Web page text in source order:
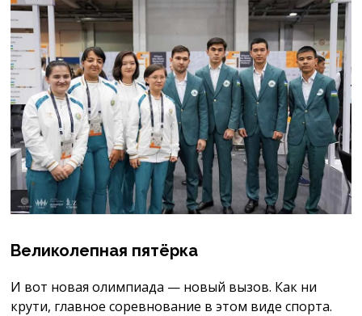
Великолепная пятёрка
И вот новая олимпиада — новый вызов. Как ни
крути, главное соревнование в этом виде спорта.